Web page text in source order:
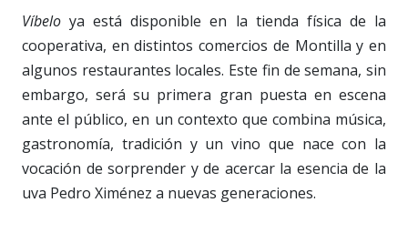
Víbelo ya está disponible en la tienda física de la
cooperativa, en distintos comercios de Montilla y en
algunos restaurantes locales. Este fin de semana, sin
embargo, será su primera gran puesta en escena
ante el público, en un contexto que combina música,
gastronomía, tradición y un vino que nace con la
vocación de sorprender y de acercar la esencia de la
uva Pedro Ximénez a nuevas generaciones.